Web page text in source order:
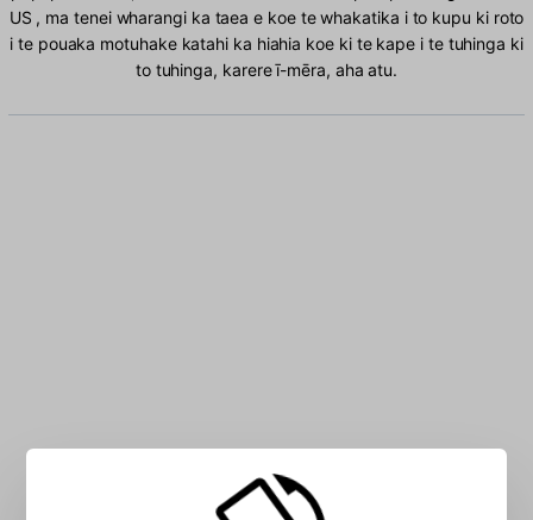
US , ma tenei wharangi ka taea e koe te whakatika i to kupu ki roto
i te pouaka motuhake katahi ka hiahia koe ki te kape i te tuhinga ki
to tuhinga, karere ī-mēra, aha atu.
Patohia nga tohu US ki te pouaka: